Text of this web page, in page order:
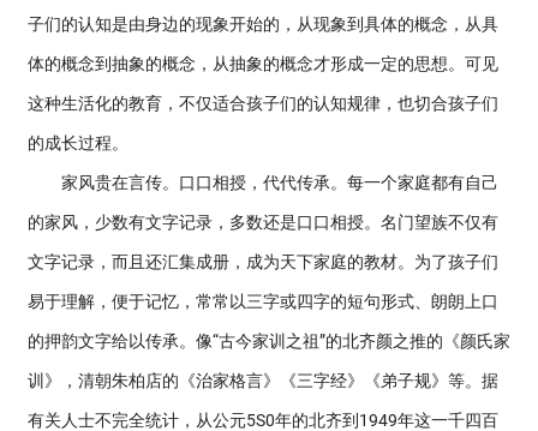
子们的认知是由身边的现象开始的，从现象到具体的概念，从具
体的概念到抽象的概念，从抽象的概念才形成一定的思想。可见
这种生活化的教育，不仅适合孩子们的认知规律，也切合孩子们
的成长过程。
家风贵在言传。口口相授，代代传承。每一个家庭都有自己
的家风，少数有文字记录，多数还是口口相授。名门望族不仅有
文字记录，而且还汇集成册，成为天下家庭的教材。为了孩子们
易于理解，便于记忆，常常以三字或四字的短句形式、朗朗上口
的押韵文字给以传承。像“古今家训之祖”的北齐颜之推的《颜氏家
训》，清朝朱柏店的《治家格言》《三字经》《弟子规》等。据
有关人士不完全统计，从公元5S0年的北齐到1949年这一千四百